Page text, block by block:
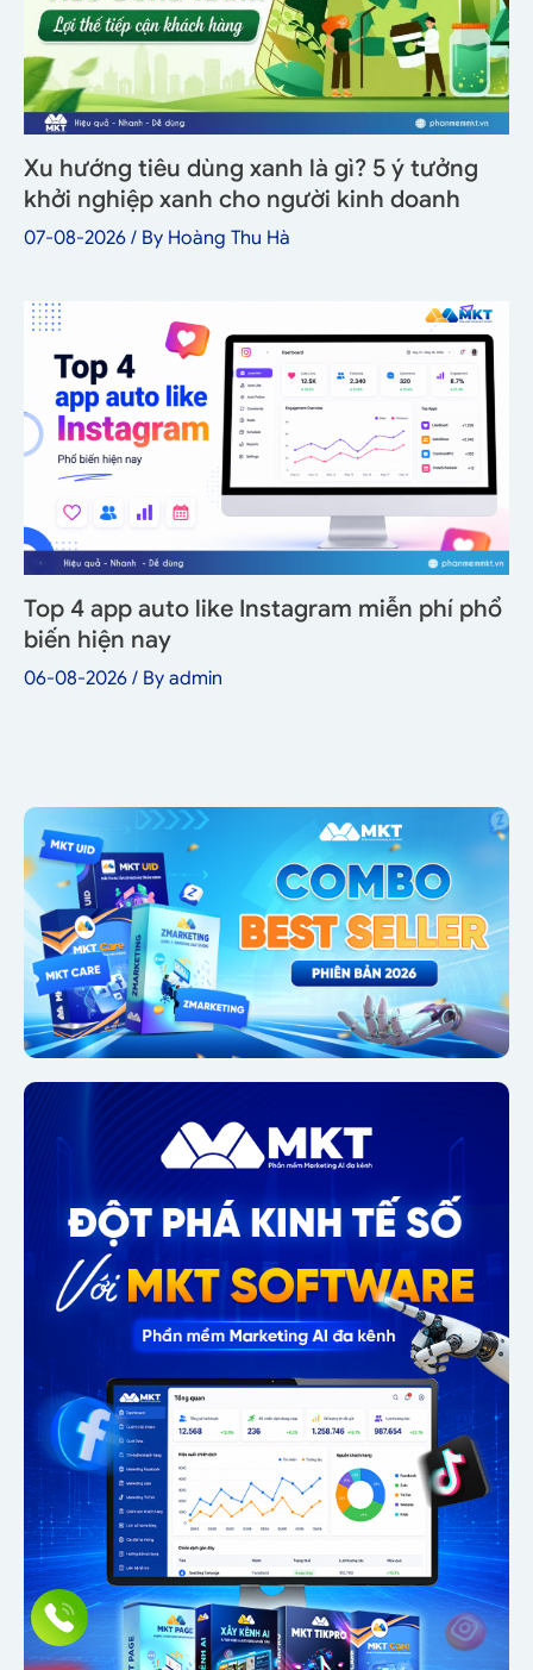
Xu hướng tiêu dùng xanh là gì? 5 ý tưởng
khởi nghiệp xanh cho người kinh doanh
07-08-2026 / By Hoàng Thu Hà
Top 4 app auto like Instagram miễn phí phổ
biến hiện nay
06-08-2026 / By admin